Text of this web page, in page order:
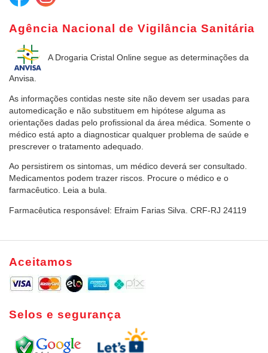
Agência Nacional de Vigilância Sanitária
A Drogaria Cristal Online segue as determinações da
Anvisa.
As informações contidas neste site não devem ser usadas para
automedicação e não substituem em hipótese alguma as
orientações dadas pelo profissional da área médica. Somente o
médico está apto a diagnosticar qualquer problema de saúde e
prescrever o tratamento adequado.
Ao persistirem os sintomas, um médico deverá ser consultado.
Medicamentos podem trazer riscos. Procure o médico e o
farmacêutico. Leia a bula.
Farmacêutica responsável: Efraim Farias Silva. CRF-RJ 24119
Aceitamos
Selos e segurança